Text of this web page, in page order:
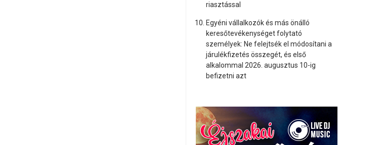
riasztással
Egyéni vállalkozók és más önálló
keresőtevékenységet folytató
személyek: Ne felejtsék el módosítani a
járulékfizetés összegét, és első
alkalommal 2026. augusztus 10-ig
befizetni azt